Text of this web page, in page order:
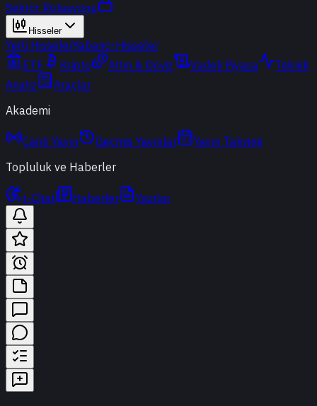
Sektör Rotasyonu
Hisseler
Yerli HisselerYabancı Hisseler
ETF
Kripto Altın & Döviz Vadeli Piyasa
Teknik
Analiz
Araçlar
Akademi
Canlı Yayın Geçmiş Yayınlar
Yayın Takvimi
Topluluk ve Haberler
t-Chat Haberler Yazılar